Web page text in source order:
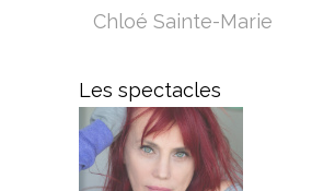
Les spectacles
Chloé Sainte-Marie